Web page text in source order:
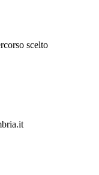
scelto